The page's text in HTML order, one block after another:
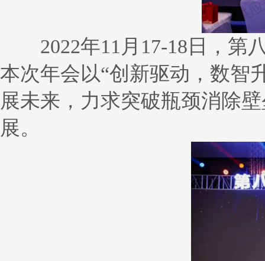
2022年11月17-18日，第
本次年会以“创新驱动，数智
展未来，力求突破瓶颈消除
展。